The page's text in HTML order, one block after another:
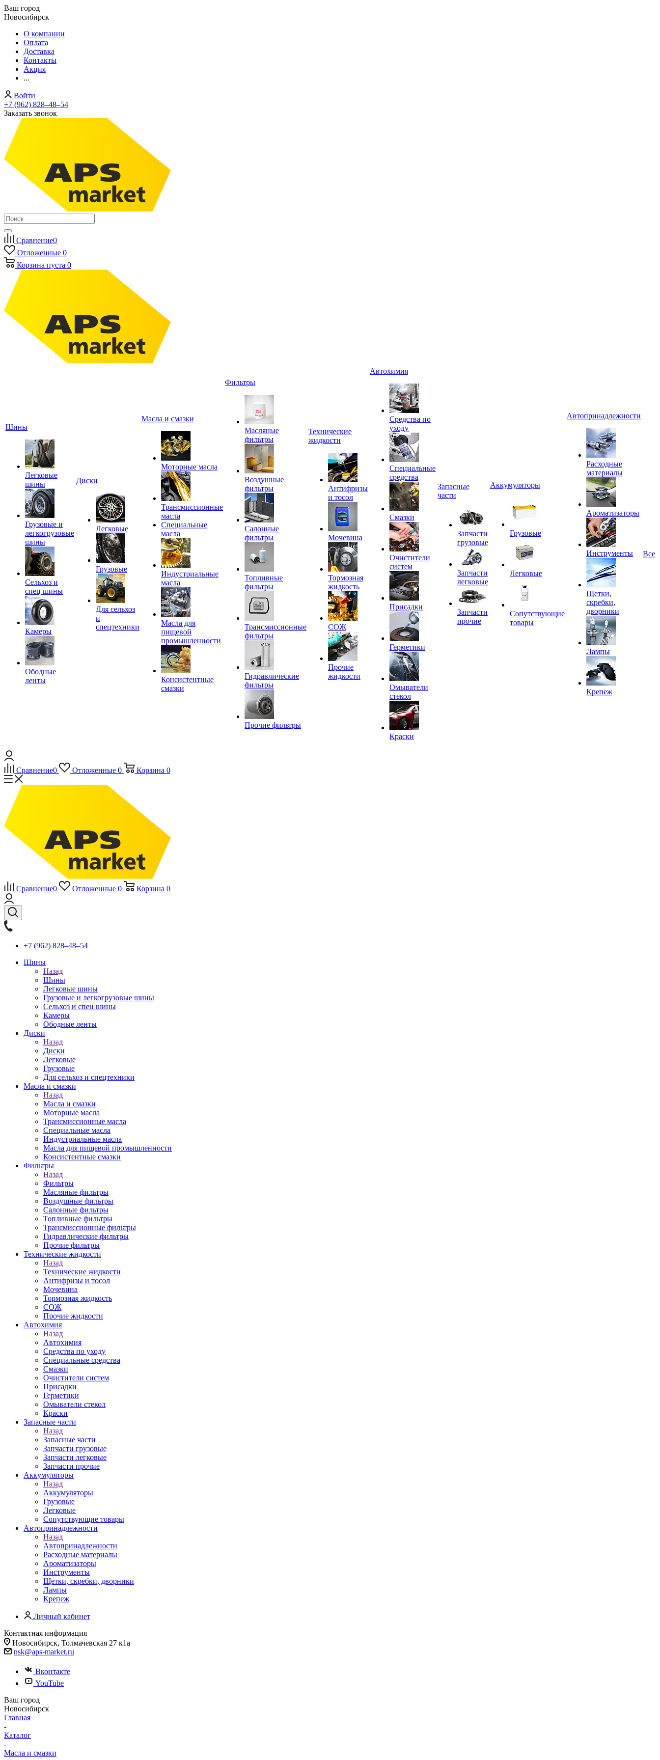
Ваш город
Новосибирск
О компании
Оплата
Доставка
Контакты
Акция
...
Войти
+7 (962) 828‒48‒54
Заказать звонок
Сравнение0
Отложенные 0
Корзина пуста 0
Шины
Легковые
шины
Грузовые и
легкогрузовые
шины
Сельхоз и
спец шины
Камеры
Ободные
ленты
Диски
Легковые
Грузовые
Для сельхоз
и
спецтехники
Масла и смазки
Моторные масла
Трансмиссионные
масла
Специальные
масла
Индустриальные
масла
Масла для
пищевой
промышленности
Консистентные
смазки
Фильтры
Масляные
фильтры
Воздушные
фильтры
Салонные
фильтры
Топливные
фильтры
Трансмиссионные
фильтры
Гидравлические
фильтры
Прочие фильтры
Технические
жидкости
Антифризы
и тосол
Мочевина
Тормозная
жидкость
СОЖ
Прочие
жидкости
Автохимия
Средства по
уходу
Специальные
средства
Смазки
Очистители
систем
Присадки
Герметики
Омыватели
стекол
Краски
Запасные
части
Запчасти
грузовые
Запчасти
легковые
Запчасти
прочие
Аккумуляторы
Грузовые
Легковые
Сопутствующие
товары
Автопринадлежности
Расходные
материалы
Ароматизаторы
Инструменты
Щетки,
скребки,
дворники
Лампы
Крепеж
Все
Сравнение0 Отложенные 0 Корзина 0
Сравнение0 Отложенные 0 Корзина 0
+7 (962) 828‒48‒54
Шины
Назад
Шины
Легковые шины
Грузовые и легкогрузовые шины
Сельхоз и спец шины
Камеры
Ободные ленты
Диски
Назад
Диски
Легковые
Грузовые
Для сельхоз и спецтехники
Масла и смазки
Назад
Масла и смазки
Моторные масла
Трансмиссионные масла
Специальные масла
Индустриальные масла
Масла для пищевой промышленности
Консистентные смазки
Фильтры
Назад
Фильтры
Масляные фильтры
Воздушные фильтры
Салонные фильтры
Топливные фильтры
Трансмиссионные фильтры
Гидравлические фильтры
Прочие фильтры
Технические жидкости
Назад
Технические жидкости
Антифризы и тосол
Мочевина
Тормозная жидкость
СОЖ
Прочие жидкости
Автохимия
Назад
Автохимия
Средства по уходу
Специальные средства
Смазки
Очистители систем
Присадки
Герметики
Омыватели стекол
Краски
Запасные части
Назад
Запасные части
Запчасти грузовые
Запчасти легковые
Запчасти прочие
Аккумуляторы
Назад
Аккумуляторы
Грузовые
Легковые
Сопутствующие товары
Автопринадлежности
Назад
Автопринадлежности
Расходные материалы
Ароматизаторы
Инструменты
Щетки, скребки, дворники
Лампы
Крепеж
Личный кабинет
Контактная информация
Новосибирск, Толмачевская 27 к1а
nsk@aps-market.ru
Вконтакте
YouTube
Ваш город
Новосибирск
Главная
-
Каталог
-
Масла и смазки